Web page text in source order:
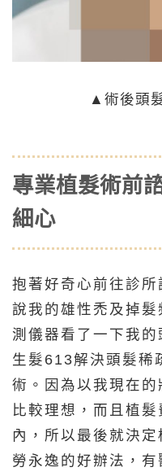
▲術後頭
專業植髮術前
細心
抱著好奇心前往診
說我的雄性禿及掉
測儀器看了一下我
生髮613解決頭髮稀
術。因為以我現在
比較理想，而且植
內，所以最後就決
勞永逸的好辦法，